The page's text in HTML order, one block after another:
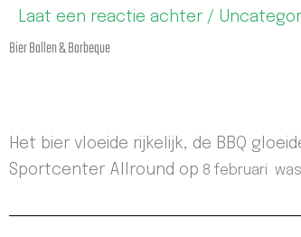
Laat een reactie achter /
Bier Ballen & Barbeque
Het bier vloeide rijkelijk, de BBQ
Sportcenter Allround op 8 februari